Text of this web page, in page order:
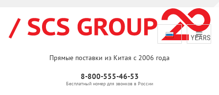
Прямые поставки из Китая с 2006 года
8-800-555-46-53
Бесплатный номер для звонков в России